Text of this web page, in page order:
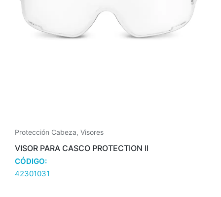
Protección Cabeza, Visores
VISOR PARA CASCO PROTECTION II
CÓDIGO:
42301031